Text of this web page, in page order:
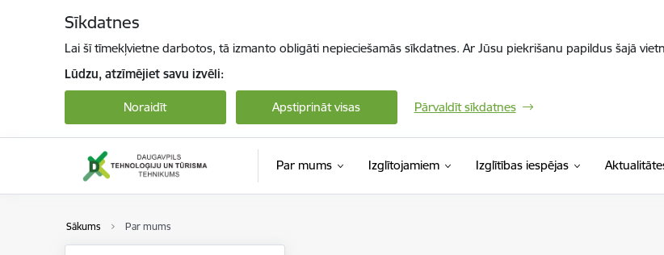
Sīkdatnes
Lai šī tīmekļvietne darbotos, tā izmanto obligāti nepieciešamās sīkdatnes. Ar Jūsu piekrišanu papildus šajā
Lūdzu, atzīmējiet savu izvēli:
Noraidīt Apstiprināt visas Pārvaldīt sīkdatnes
Par mums Izglītojamiem Izglītības iespējas
Sākums Par mums